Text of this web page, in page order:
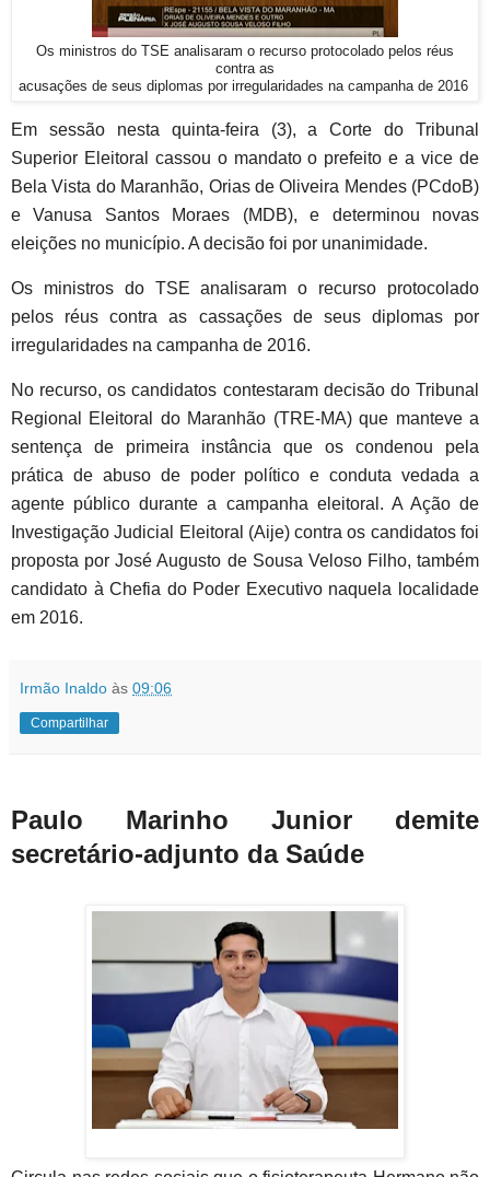
Os ministros do TSE analisaram o recurso protocolado pelos réus
contra as
acusações de seus diplomas por irregularidades na campanha de 2016
Em sessão nesta quinta-feira (3), a Corte do Tribunal
Superior Eleitoral cassou o mandato o prefeito e a vice de
Bela Vista do Maranhão, Orias de Oliveira Mendes (PCdoB)
e Vanusa Santos Moraes (MDB), e determinou novas
eleições no município. A decisão foi por unanimidade.
Os ministros do TSE analisaram o recurso protocolado
pelos réus contra as cassações de seus diplomas por
irregularidades na campanha de 2016.
No recurso, os candidatos contestaram decisão do Tribunal
Regional Eleitoral do Maranhão (TRE-MA) que manteve a
sentença de primeira instância que os condenou pela
prática de abuso de poder político e conduta vedada a
agente público durante a campanha eleitoral. A Ação de
Investigação Judicial Eleitoral (Aije) contra os candidatos foi
proposta por José Augusto de Sousa Veloso Filho, também
candidato à Chefia do Poder Executivo naquela localidade
em 2016.
Irmão Inaldo às 09:06
Compartilhar
Paulo Marinho Junior demite
secretário-adjunto da Saúde